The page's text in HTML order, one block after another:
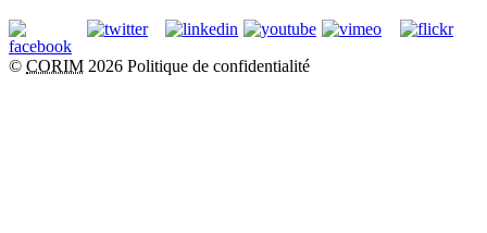
© CORIM 2026 Politique de confidentialité